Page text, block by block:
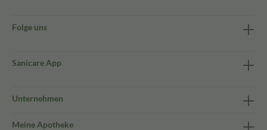
Folge uns
Sanicare App
Unternehmen
Meine Apotheke